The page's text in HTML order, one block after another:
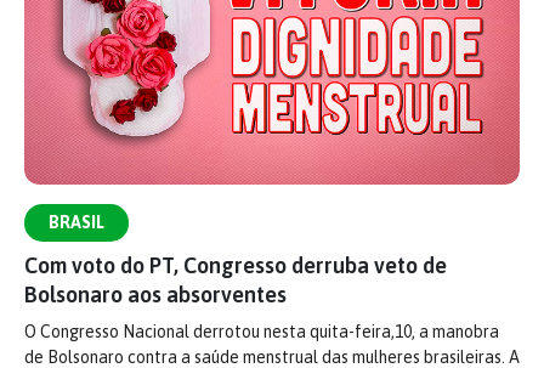
BRASIL
Com voto do PT, Congresso derruba veto de
Bolsonaro aos absorventes
O Congresso Nacional derrotou nesta quita-feira,10, a manobra
de Bolsonaro contra a saúde menstrual das mulheres brasileiras. A